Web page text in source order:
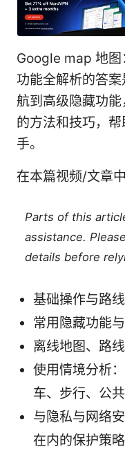
Google map 地图
功能全解析的答
航到高级隐藏功
的方法和技巧，
手。
在本篇视频/文章
Parts of this
assistance.
details before
基础操作与路
常用隐藏功能
离线地图、路
使用情境分析
车、步行、公
与隐私与网络
在内的保护策略